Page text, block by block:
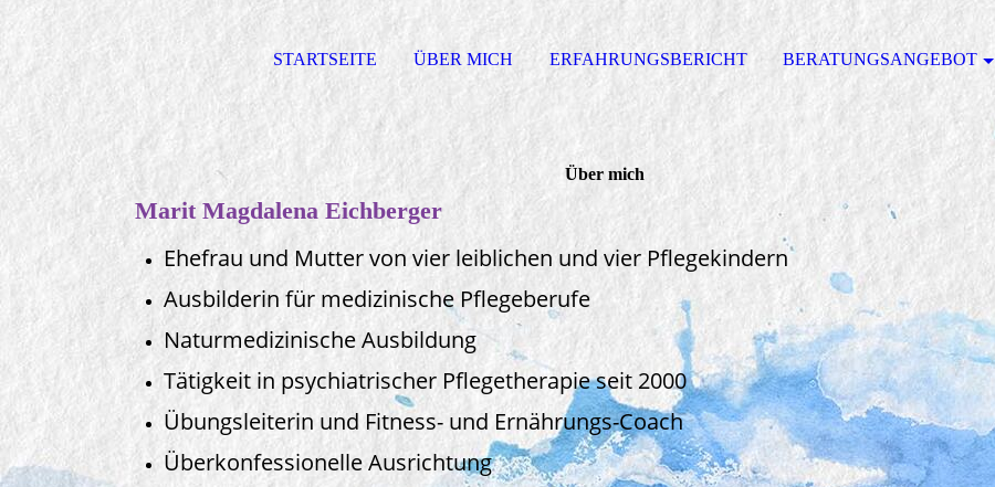
STARTSEITE ÜBER MICH ERFAHRUNGSBERICHT BERATUNGSANGEBOT
Über mich
Marit Magdalena Eichberger
Ehefrau und Mutter von vier leiblichen und vier Pflegekindern
Ausbilderin für medizinische Pflegeberufe
Naturmedizinische Ausbildung
Tätigkeit in psychiatrischer Pflegetherapie seit 2000
Übungsleiterin und Fitness- und Ernährungs-Coach
Überkonfessionelle Ausrichtung